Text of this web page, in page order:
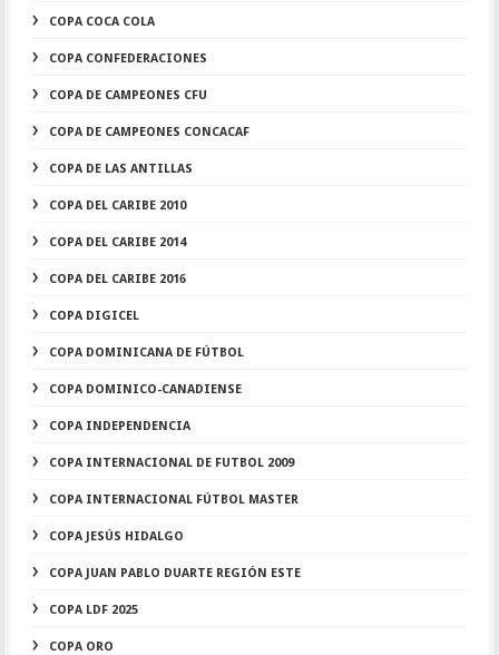
COPA COCA COLA
COPA CONFEDERACIONES
COPA DE CAMPEONES CFU
COPA DE CAMPEONES CONCACAF
COPA DE LAS ANTILLAS
COPA DEL CARIBE 2010
COPA DEL CARIBE 2014
COPA DEL CARIBE 2016
COPA DIGICEL
COPA DOMINICANA DE FÚTBOL
COPA DOMINICO-CANADIENSE
COPA INDEPENDENCIA
COPA INTERNACIONAL DE FUTBOL 2009
COPA INTERNACIONAL FÚTBOL MASTER
COPA JESÚS HIDALGO
COPA JUAN PABLO DUARTE REGIÓN ESTE
COPA LDF 2025
COPA ORO